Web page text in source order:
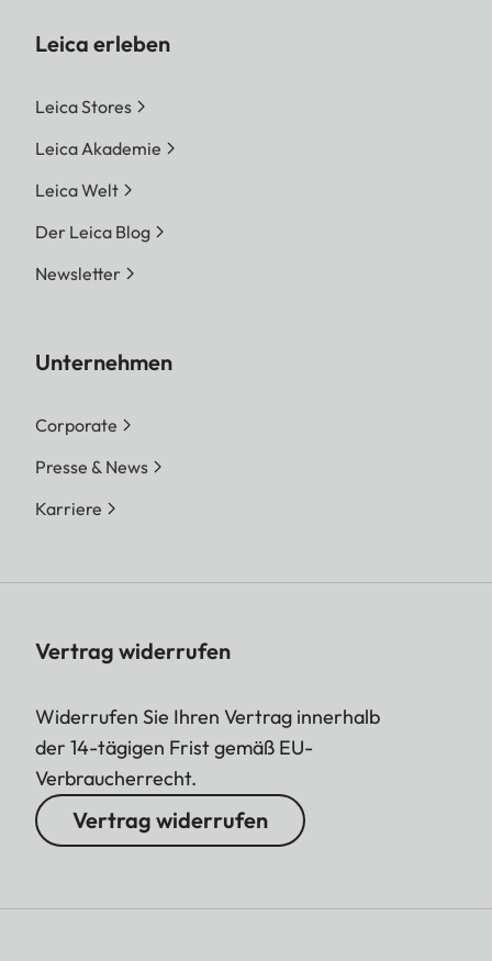
Leica erleben
Leica Stores
Leica Akademie
Leica Welt
Der Leica Blog
Newsletter
Unternehmen
Corporate
Presse & News
Karriere
Vertrag widerrufen
Widerrufen Sie Ihren Vertrag innerhalb
der 14-tägigen Frist gemäß EU-
Verbraucherrecht.
Vertrag widerrufen